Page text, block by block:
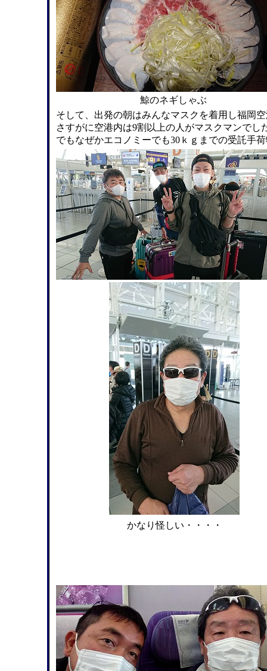
鯨のネギしゃぶ
そして、出発の朝はみんなマスクを着用し福岡
さすがに空港内は9割以上の人がマスクマンでし
でもなぜかエコノミーでも30ｋｇまでの受託手
かなり怪しい・・・・